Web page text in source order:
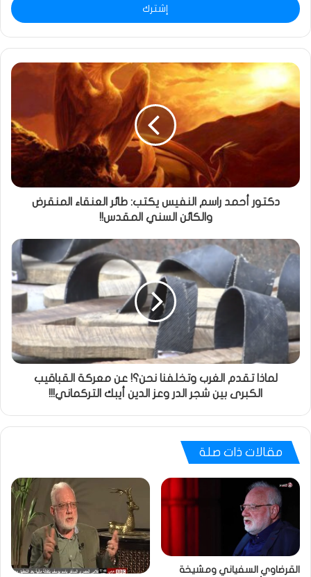
دكتور أحمد راسم النفيس يكتب: طائر العنقاء المنقرض
والكائن السني المقدس!!
لماذا تقدم الغرب وتخلفنا نحن؟! عن معركة القباقيب
الكبرى بين شجر الدر وعز الدين أيبك التركماني!!!
مقالات ذات صلة
القرضاوي السفياني ومشيخة